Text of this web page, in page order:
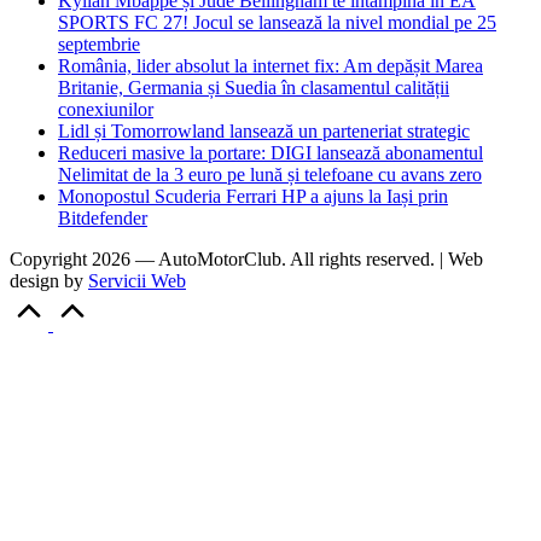
SPORTS FC 27! Jocul se lansează la nivel mondial pe 25
septembrie
România, lider absolut la internet fix: Am depășit Marea
Britanie, Germania și Suedia în clasamentul calității
conexiunilor
Lidl și Tomorrowland lansează un parteneriat strategic
Reduceri masive la portare: DIGI lansează abonamentul
Nelimitat de la 3 euro pe lună și telefoane cu avans zero
Monopostul Scuderia Ferrari HP a ajuns la Iași prin
Bitdefender
Copyright 2026 — AutoMotorClub. All rights reserved. | Web
design by Servicii Web